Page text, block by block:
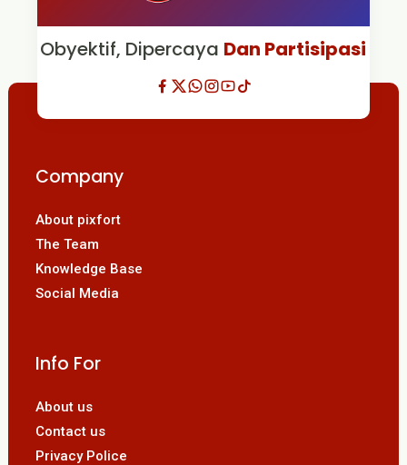
Obyektif, Dipercaya Dan Partisipasi
Company
About pixfort
The Team
Knowledge Base
Social Media
Info For
About us
Contact us
Privacy Police